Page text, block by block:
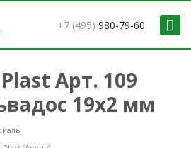
+7 (495) 980-79-60
Арт. 109
19x2 мм